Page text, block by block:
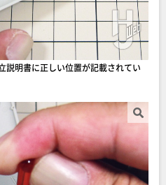
明書に正しい位置が記載されてい